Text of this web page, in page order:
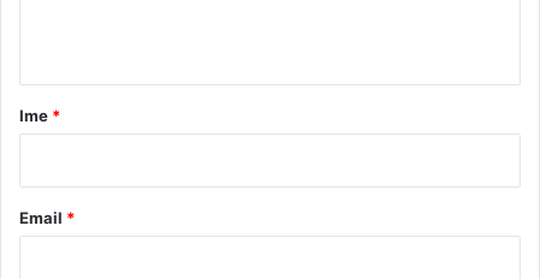
rIme *
Email *